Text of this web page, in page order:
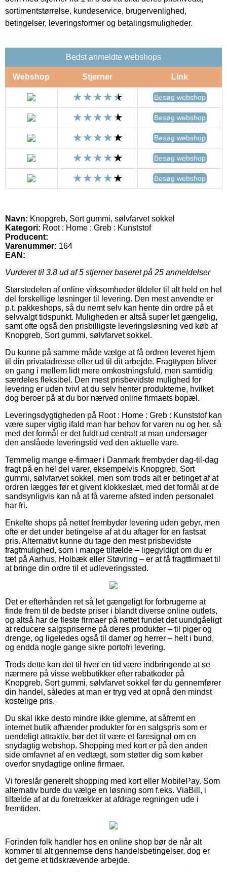
sortimentstørrelse, kundeservice, brugervenlighed,
betingelser, leveringsformer og betalingsmuligheder.
Bedst anmeldte webshops
Webshop Stjerner Link
Besøg webshop
Besøg webshop
Besøg webshop
Besøg webshop
Besøg webshop
Navn: Knopgreb, Sort gummi, sølvfarvet sokkel
Kategori: Root : Home : Greb : Kunststof
Producent:
Varenummer: 164
EAN:
Vurderet til 3.8 ud af 5 stjerner baseret på 25 anmeldelser
Størstedelen af online virksomheder tildeler til alt held en hel
del forskellige løsninger til levering. Den mest anvendte er
p.t. pakkeshops, så du nemt selv kan hente din ordre på et
selvvalgt tidspunkt. Muligheden er altså super let gængelig,
samt ofte også den prisbilligste leveringsløsning ved køb af
Knopgreb, Sort gummi, sølvfarvet sokkel.
Du kunne på samme måde vælge at få ordren leveret hjem
til din privatadresse eller ud til dit arbejde. Fragttypen bliver
en gang i mellem lidt mere omkostningsfuld, men samtidig
særdeles fleksibel. Den mest prisbevidste mulighed for
levering er uden tvivl at du selv henter produkterne, hvilket
dog beroer på at du bor nærved online firmaets bopæl.
Leveringsdygtigheden på Root : Home : Greb : Kunststof kan
være super vigtig ifald man har behov for varen nu og her, så
med det formål er det fuldt ud centralt at man undersøger
den anslåede leveringstid ved den aktuelle vare.
Temmelig mange e-firmaer i Danmark frembyder dag-til-dag
fragt på en hel del varer, eksempelvis Knopgreb, Sort
gummi, sølvfarvet sokkel, men som trods alt er betinget af at
ordren lægges før et givent klokkeslæt, med det formål at de
sandsynligvis kan nå at få varerne afsted inden personalet
har fri.
Enkelte shops på nettet frembyder levering uden gebyr, men
ofte er det under betingelse af at du aftager for en fastsat
pris. Alternativt kunne du tage den mest prisbevidste
fragtmulighed, som i mange tilfælde – ligegyldigt om du er
tæt på Aarhus, Holbæk eller Støvring – er at få fragtfirmaet til
at bringe din ordre til et udleveringssted.
Det er efterhånden ret så let gængeligt for forbrugerne at
finde frem til de bedste priser i blandt diverse online outlets,
og altså har de fleste firmaer på nettet fundet det uundgåeligt
at reducere salgspriserne på deres produkter – til piger og
drenge, og ligeledes også til damer og herrer – helt i bund,
og endda nogle gange sikre portofri levering.
Trods dette kan det til hver en tid være indbringende at se
nærmere på visse webbutikker efter rabatkoder på
Knopgreb, Sort gummi, sølvfarvet sokkel før du gennemfører
din handel, således at man er tryg ved at opnå den mindst
kostelige pris.
Du skal ikke desto mindre ikke glemme, at såfremt en
internet butik afhænder produkter for en salgspris som er
uendeligt attraktiv, bør det tit være et faresignal om en
snydagtig webshop. Shopping med kort er på den anden
side omfavnet af en vedtægt, som støtter dig som køber
overfor snydagtige online firmaer.
Vi foreslår generelt shopping med kort eller MobilePay. Som
alternativ burde du vælge en løsning som f.eks. ViaBill, i
tilfælde af at du foretrækker at afdrage regningen ude i
fremtiden.
Forinden folk handler hos en online shop bør de når alt
kommer til alt gennemse dens handelsbetingelser, dog er
det gerne et tidskrævende arbejde.